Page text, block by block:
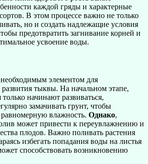
каждой гряды и характерные
В этом процессе важно не только
но и создать надлежащие условия
предотвратить загнивание корней и
усвоение воды.
необходимым элементом для
тыквы. На начальном этапе,
только начинают развиваться,
замачивать грунт, чтобы
влажность. Однако,
может привести к переувлажнению и
плодов. Важно поливать растения
избегать попадания воды на листья
способствовать возникновению